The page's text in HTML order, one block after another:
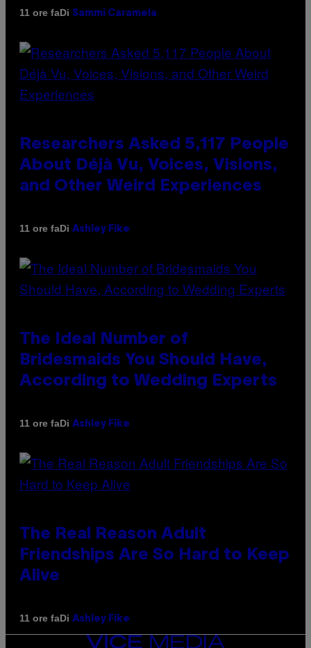
11 ore faDi Sammi Caramela
Researchers Asked 5,117 People
About Déjà Vu, Voices, Visions,
and Other Weird Experiences
11 ore faDi Ashley Fike
The Ideal Number of
Bridesmaids You Should Have,
According to Wedding Experts
11 ore faDi Ashley Fike
The Real Reason Adult
Friendships Are So Hard to Keep
Alive
11 ore faDi Ashley Fike
VICE